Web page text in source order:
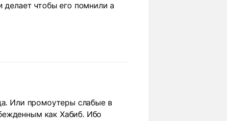
делает чтобы его помнили а
Или промоутеры слабые в
как Хабиб. Ибо